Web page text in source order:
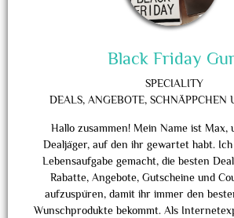
Black Friday
SPECIALITY
DEALS, ANGEBOTE, SCHNÄPPCHEN
Hallo zusammen! Mein Name ist Max,
Dealjäger, auf den ihr gewartet habt.
Lebensaufgabe gemacht, die besten
Rabatte, Angebote, Gutscheine und
aufzuspüren, damit ihr immer den
Wunschprodukte bekommt. Als